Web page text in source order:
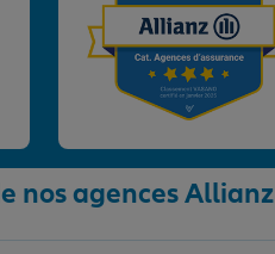
nos agences Allianz